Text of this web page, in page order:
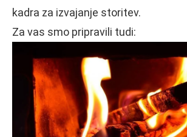
kadra za izvajanje storitev.
Za vas smo pripravili tudi: